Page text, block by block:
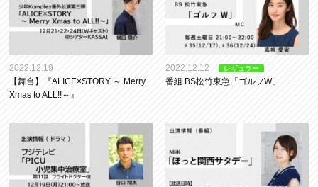
2022.12.19
【舞台】『ALICE×STORY ～ Merry
Xmas to ALL!!～』
2022.12.12 レギュラー
番組 BS松竹東急「ゴルフW」